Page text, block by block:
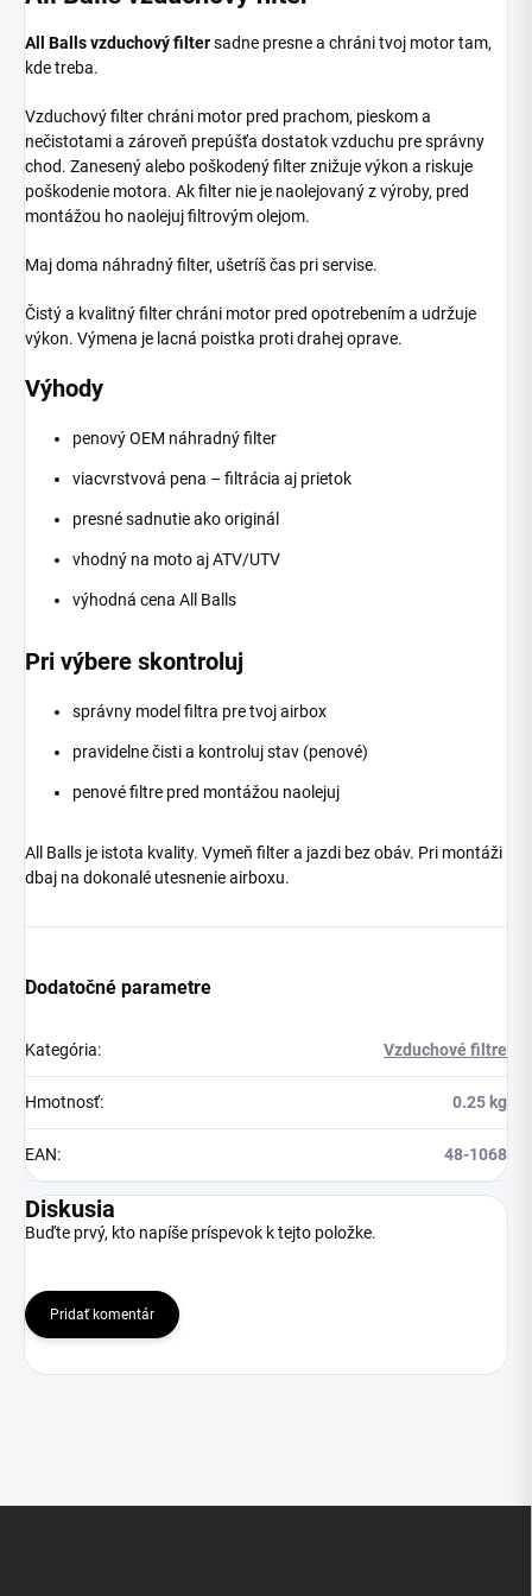
All Balls vzduchový filtersadne presne a chráni tvoj motor tam,
kde treba.
Vzduchový filter chráni motor pred prachom, pieskom a
nečistotami a zároveň prepúšťa dostatok vzduchu pre správny
chod. Zanesený alebo poškodený filter znižuje výkon a riskuje
poškodenie motora. Ak filter nie je naolejovaný z výroby, pred
montážou ho naolejuj filtrovým olejom.
Maj doma náhradný filter, ušetríš čas pri servise.
Čistý a kvalitný filter chráni motor pred opotrebením a udržuje
výkon. Výmena je lacná poistka proti drahej oprave.
Výhody
penový OEM náhradný filter
viacvrstvová pena – filtrácia aj prietok
presné sadnutie ako originál
vhodný na moto aj ATV/UTV
výhodná cena All Balls
Pri výbere skontroluj
správny model filtra pre tvoj airbox
pravidelne čisti a kontroluj stav (penové)
penové filtre pred montážou naolejuj
All Balls je istota kvality. Vymeň filter a jazdi bez obáv. Pri montáži
dbaj na dokonalé utesnenie airboxu.
Dodatočné parametre
Kategória: Vzduchové filtre
Hmotnosť: 0.25 kg
EAN: 48-1068
Diskusia
Buďte prvý, kto napíše príspevok k tejto položke.
Pridať komentár